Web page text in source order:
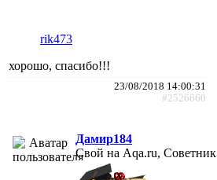
rik473
хорошо, спасибо!!!
23/08/2018 14:00:31
#2526660
Дамир184
Свой на Aqa.ru, Советник